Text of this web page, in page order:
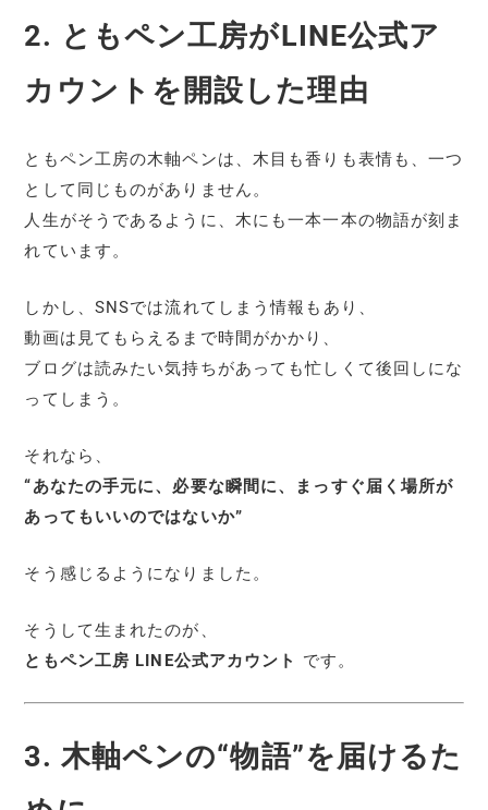
2. ともペン工房がLINE公式ア
カウントを開設した理由
ともペン工房の木軸ペンは、木目も香りも表情も、一つ
として同じものがありません。
人生がそうであるように、木にも一本一本の物語が刻ま
れています。
しかし、SNSでは流れてしまう情報もあり、
動画は見てもらえるまで時間がかかり、
ブログは読みたい気持ちがあっても忙しくて後回しにな
ってしまう。
それなら、
“あなたの手元に、必要な瞬間に、まっすぐ届く場所が
あってもいいのではないか”
そう感じるようになりました。
そうして生まれたのが、
ともペン工房 LINE公式アカウント
です。
3. 木軸ペンの“物語”を届けるた